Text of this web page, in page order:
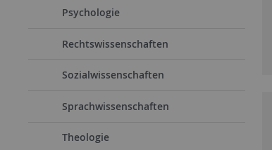
Psychologie
Rechtswissenschaften
Sozialwissenschaften
Sprachwissenschaften
Theologie